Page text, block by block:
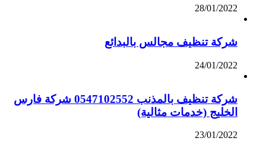
28/01/2022
شركة تنظيف مجالس بالبدائع
24/01/2022
شركة تنظيف بالمذنب 0547102552 شركة فارس
الخليج (خدمات مثالية)
23/01/2022